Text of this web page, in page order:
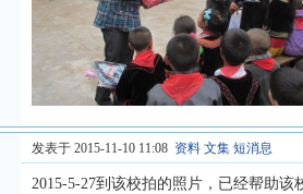
发表于 2015-11-10 11:08 资料 文集 短消息
2015-5-27到该校拍的照片，已经帮助